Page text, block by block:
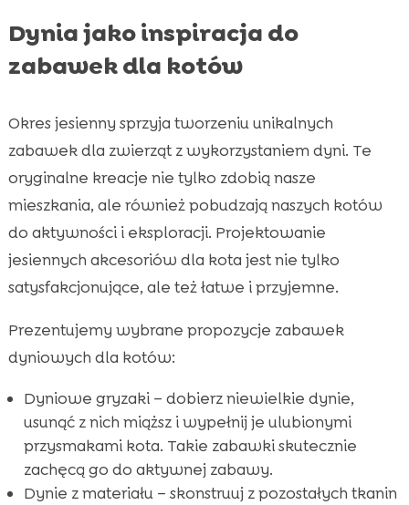
Dynia jako inspiracja do
zabawek dla kotów
Okres jesienny sprzyja tworzeniu unikalnych
zabawek dla zwierząt z wykorzystaniem dyni. Te
oryginalne kreacje nie tylko zdobią nasze
mieszkania, ale również pobudzają naszych kotów
do aktywności i eksploracji. Projektowanie
jesiennych akcesoriów dla kota jest nie tylko
satysfakcjonujące, ale też łatwe i przyjemne.
Prezentujemy wybrane propozycje zabawek
dyniowych dla kotów:
Dyniowe gryzaki – dobierz niewielkie dynie,
usunąć z nich miąższ i wypełnij je ulubionymi
przysmakami kota. Takie zabawki skutecznie
zachęcą go do aktywnej zabawy.
Dynie z materiału – skonstruuj z pozostałych tkanin